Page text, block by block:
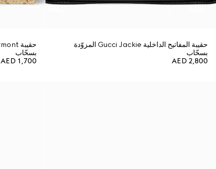
حقيبة المفاتيح الداخلية Gucci Jackie المزوّدة
بسحّاب
AED 2,800
بسحّاب
AED 1,700